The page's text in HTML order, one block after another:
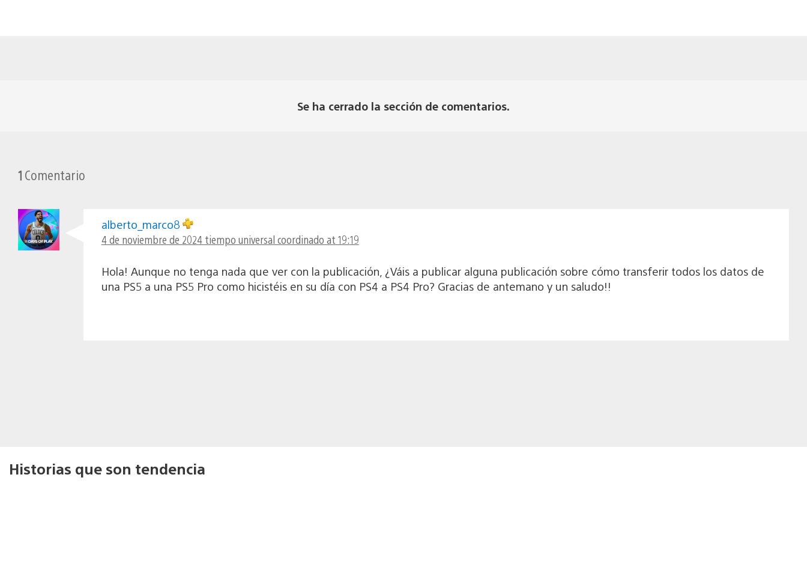
Se ha cerrado la sección de comentarios.
1 Comentario
alberto_marco8
4 de noviembre de 2024 tiempo universal coordinado at 19:19
Hola! Aunque no tenga nada que ver con la publicación, ¿Váis a publicar alguna publicación sobre cómo transferir todos los datos de
una PS5 a una PS5 Pro como hicistéis en su día con PS4 a PS4 Pro? Gracias de antemano y un saludo!!
Historias que son tendencia